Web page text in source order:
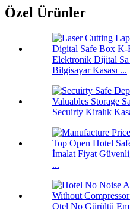
Özel Ürünler
Elektronik Dijital
Bilgisayar Kasası ...
Secuirty Kiralık
İmalat Fiyat
...
Otel No Gürültü